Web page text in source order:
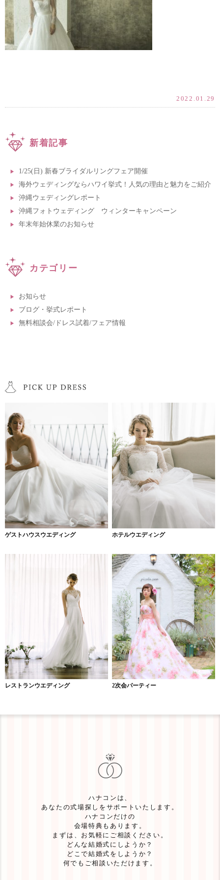
2022.01.29
新着記事
1/25(日) 新春ブライダルリングフェア開催
海外ウェディングならハワイ挙式！人気の理由と魅力をご紹介
沖縄ウェディングレポート
沖縄フォトウェディング ウィンターキャンペーン
年末年始休業のお知らせ
カテゴリー
お知らせ
ブログ・挙式レポート
無料相談会/ドレス試着/フェア情報
ゲストハウスウエディング ホテルウエディング
レストランウエディング 2次会パーティー
ハナコンは、
あなたの式場探しをサポートいたします。
ハナコンだけの
会場特典もあります。
まずは、お気軽にご相談ください。
どんな結婚式にしようか？
どこで結婚式をしようか？
何でもご相談いただけます。